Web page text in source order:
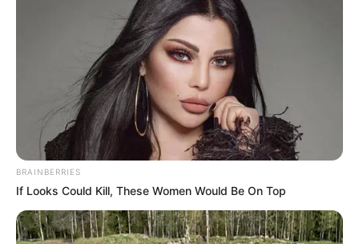
A szemében őszinte együttérzés látszott. Az
incidens óta sokan így néztek rám – sajnálattal és
zavartan, mintha az özvegység fertőző betegség
lenne.
– Jól vagyok, köszönöm – válaszoltam. – És ön?
BRAINBERRIES
If Looks Could Kill, These Women Would Be On Top